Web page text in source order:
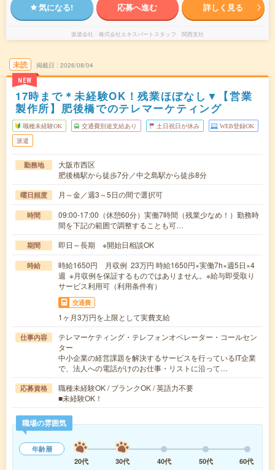
気になる! 応募へ進む 詳しく見る
派遣会社 株式会社エキスパートスタッフ 関西支社
未読
NEW
掲載日 2026/08/04
17時まで＊未経験OK！残業ほぼなし▼【営業
製作所】肥後橋でのテレマーケティング
職種未経験OK 交通費別途支給あり 土日祝日が休み WEB登録OK
派遣
勤務地
大阪市西区
肥後橋駅から徒歩7分／中之島駅から徒歩8分
曜日頻度 月～金／週3～5日の間で選択可
時間
09:00-17:00（休憩60分）実働7時間（残業少なめ！）勤務時
間を下記の範囲で調整することも可…
期間 即日～長期 ※開始日相談OK
時給
時給1650円 月収例 23万円 時給1650円×実働7h×週5日×4
週 ※月収例を保証するものではありません。※給与即受取り
サービス利用可（利用条件有）
交通費
1ヶ月3万円を上限として実費支給
仕事内容
テレマーケティング・テレフォンオペレーター・コールセン
ター
中小企業の経営課題を解決するサービスを行っているIT企業
で、法人への電話がけのお仕事・リストに沿って…
応募資格
職種未経験OK / ブランクOK / 英語力不要
■未経験OK！
職場の雰囲気
年齢層
20代
30代 40代 50代
60代